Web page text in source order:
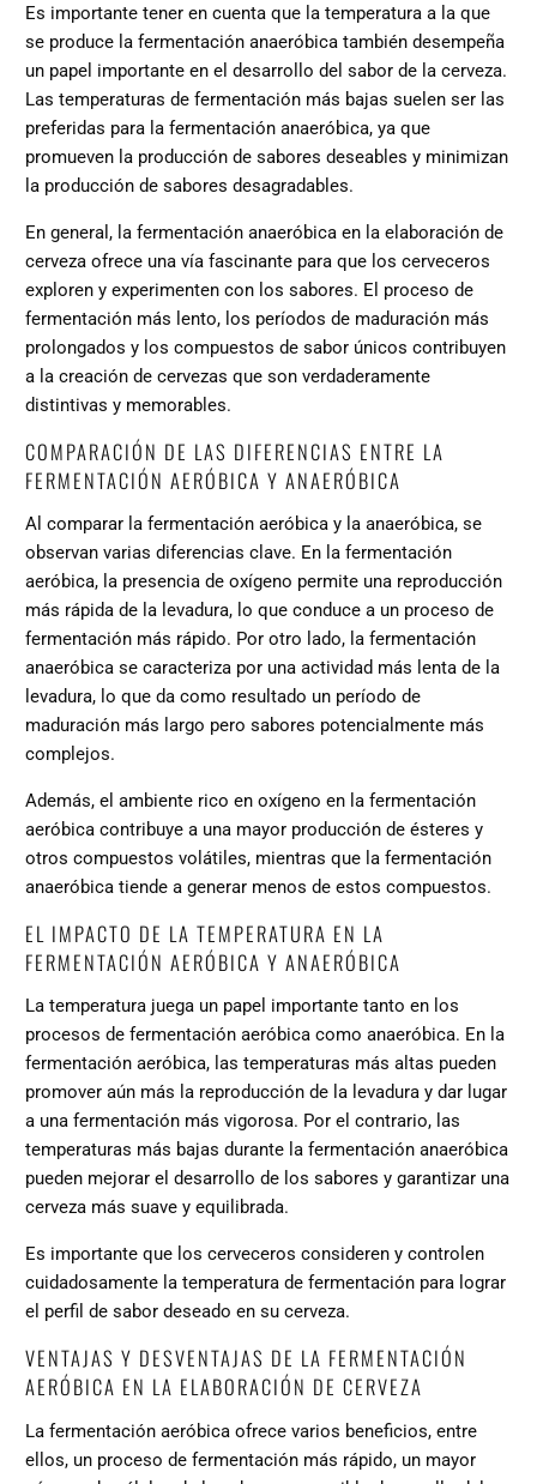
Es importante tener en cuenta que la temperatura a la que
se produce la fermentación anaeróbica también desempeña
un papel importante en el desarrollo del sabor de la cerveza.
Las temperaturas de fermentación más bajas suelen ser las
preferidas para la fermentación anaeróbica, ya que
promueven la producción de sabores deseables y minimizan
la producción de sabores desagradables.
En general, la fermentación anaeróbica en la elaboración de
cerveza ofrece una vía fascinante para que los cerveceros
exploren y experimenten con los sabores. El proceso de
fermentación más lento, los períodos de maduración más
prolongados y los compuestos de sabor únicos contribuyen
a la creación de cervezas que son verdaderamente
distintivas y memorables.
COMPARACIÓN DE LAS DIFERENCIAS ENTRE LA
FERMENTACIÓN AERÓBICA Y ANAERÓBICA
Al comparar la fermentación aeróbica y la anaeróbica, se
observan varias diferencias clave. En la fermentación
aeróbica, la presencia de oxígeno permite una reproducción
más rápida de la levadura, lo que conduce a un proceso de
fermentación más rápido. Por otro lado, la fermentación
anaeróbica se caracteriza por una actividad más lenta de la
levadura, lo que da como resultado un período de
maduración más largo pero sabores potencialmente más
complejos.
Además, el ambiente rico en oxígeno en la fermentación
aeróbica contribuye a una mayor producción de ésteres y
otros compuestos volátiles, mientras que la fermentación
anaeróbica tiende a generar menos de estos compuestos.
EL IMPACTO DE LA TEMPERATURA EN LA
FERMENTACIÓN AERÓBICA Y ANAERÓBICA
La temperatura juega un papel importante tanto en los
procesos de fermentación aeróbica como anaeróbica. En la
fermentación aeróbica, las temperaturas más altas pueden
promover aún más la reproducción de la levadura y dar lugar
a una fermentación más vigorosa. Por el contrario, las
temperaturas más bajas durante la fermentación anaeróbica
pueden mejorar el desarrollo de los sabores y garantizar una
cerveza más suave y equilibrada.
Es importante que los cerveceros consideren y controlen
cuidadosamente la temperatura de fermentación para lograr
el perfil de sabor deseado en su cerveza.
VENTAJAS Y DESVENTAJAS DE LA FERMENTACIÓN
AERÓBICA EN LA ELABORACIÓN DE CERVEZA
La fermentación aeróbica ofrece varios beneficios, entre
ellos, un proceso de fermentación más rápido, un mayor